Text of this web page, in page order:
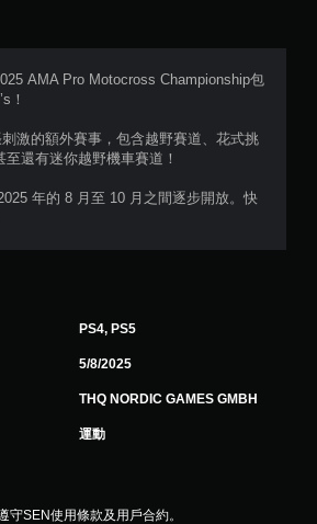
分
星
）
8
AMA Pro Motocross Championship包
！
激的額外賽事，包含越野賽道、花式挑
還有迷你越野機車賽道！
年的 8 月至 10 月之間逐步開放。快
PS4, PS5
5/8/2025
THQ NORDIC GAMES GMBH
運動
守SEN使用條款及用戶合約。